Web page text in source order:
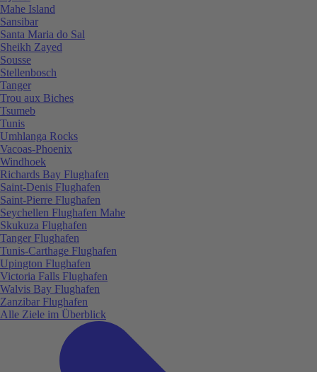
Mahe Island
Sansibar
Santa Maria do Sal
Sheikh Zayed
Sousse
Stellenbosch
Tanger
Trou aux Biches
Tsumeb
Tunis
Umhlanga Rocks
Vacoas-Phoenix
Windhoek
Richards Bay Flughafen
Saint-Denis Flughafen
Saint-Pierre Flughafen
Seychellen Flughafen Mahe
Skukuza Flughafen
Tanger Flughafen
Tunis-Carthage Flughafen
Upington Flughafen
Victoria Falls Flughafen
Walvis Bay Flughafen
Zanzibar Flughafen
Alle Ziele im Überblick